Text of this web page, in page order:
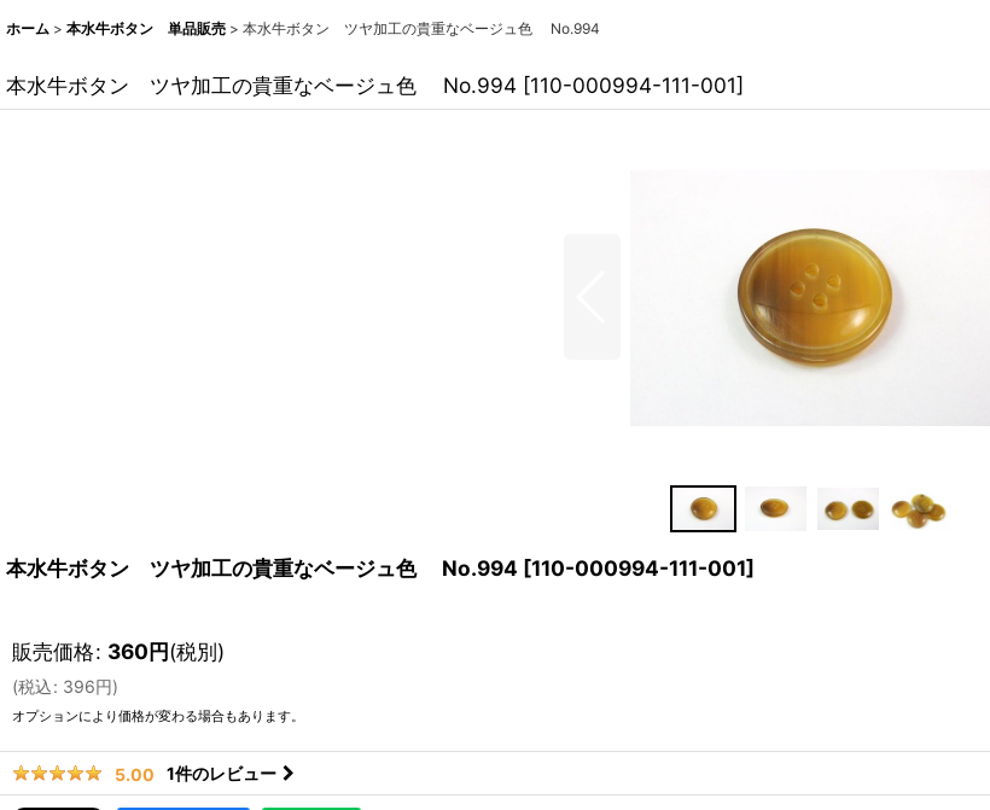
ホーム > 本水牛ボタン 単品販売 > 本水牛ボタン ツヤ加工の貴重なベージュ色 No.994
本水牛ボタン ツヤ加工の貴重なベージュ色 No.994 [110-000994-111-001]
本水牛ボタン ツヤ加工の貴重なベージュ色 No.994 [110-000994-111-001]
販売価格: 360円(税別)
(税込: 396円)
オプションにより価格が変わる場合もあります。
5.00 1件のレビュー